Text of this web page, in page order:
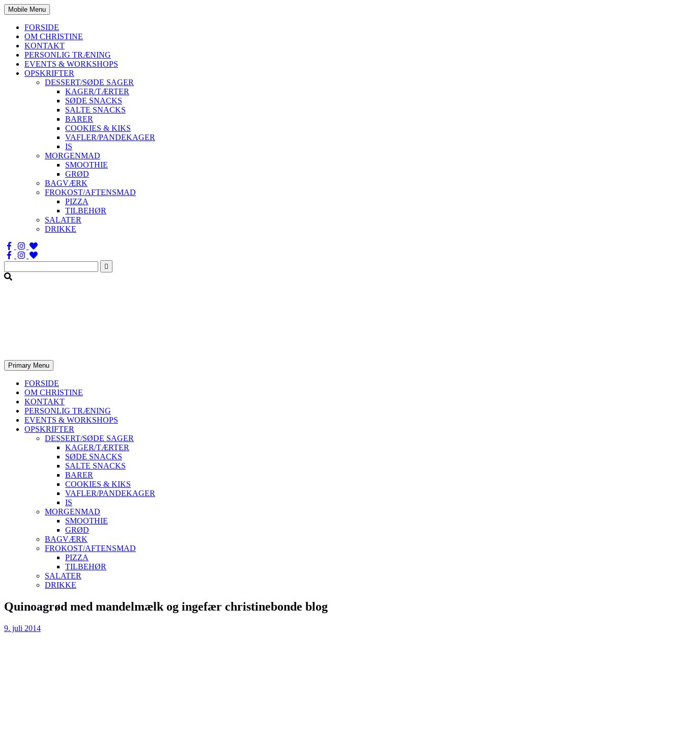
Mobile Menu
FORSIDE
OM CHRISTINE
KONTAKT
PERSONLIG TRÆNING
EVENTS & WORKSHOPS
OPSKRIFTER
DESSERT/SØDE SAGER
KAGER/TÆRTER
SØDE SNACKS
SALTE SNACKS
BARER
COOKIES & KIKS
VAFLER/PANDEKAGER
IS
MORGENMAD
SMOOTHIE
GRØD
BAGVÆRK
FROKOST/AFTENSMAD
PIZZA
TILBEHØR
SALATER
DRIKKE
Søg
efter:
Primary Menu
FORSIDE
OM CHRISTINE
KONTAKT
PERSONLIG TRÆNING
EVENTS & WORKSHOPS
OPSKRIFTER
DESSERT/SØDE SAGER
KAGER/TÆRTER
SØDE SNACKS
SALTE SNACKS
BARER
COOKIES & KIKS
VAFLER/PANDEKAGER
IS
MORGENMAD
SMOOTHIE
GRØD
BAGVÆRK
FROKOST/AFTENSMAD
PIZZA
TILBEHØR
SALATER
DRIKKE
Skip
to
Quinoagrød med mandelmælk og ingefær christinebonde blog
9. juli 2014